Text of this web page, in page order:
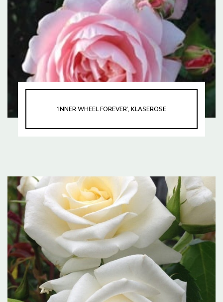
‘INNER WHEEL FOREVER’, KLASEROSE